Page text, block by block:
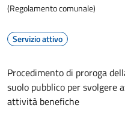
(Regolamento comunale)
Servizio attivo
Procedimento di proroga
suolo pubblico per
attività benefiche